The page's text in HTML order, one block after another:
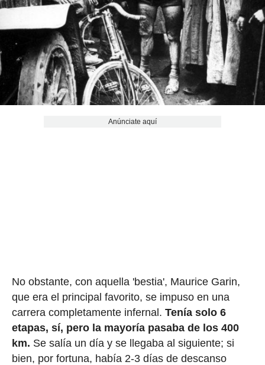
Anúnciate aquí
No obstante, con aquella 'bestia', Maurice Garin,
que era el principal favorito, se impuso en una
carrera completamente infernal. Tenía solo 6
etapas, sí, pero la mayoría pasaba de los 400
km. Se salía un día y se llegaba al siguiente; si
bien, por fortuna, había 2-3 días de descanso